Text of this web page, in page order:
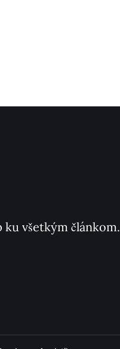
ku všetkým článkom.